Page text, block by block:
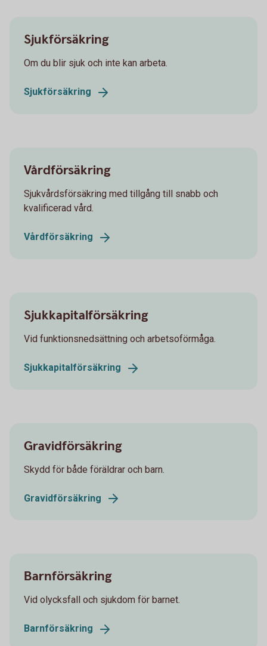
Sjukförsäkring
Om du blir sjuk och inte kan arbeta.
Sjukförsäkring
Vårdförsäkring
Sjukvårdsförsäkring med tillgång till snabb och
kvalificerad vård.
Vårdförsäkring
Sjukkapitalförsäkring
Vid funktionsnedsättning och arbetsoförmåga.
Sjukkapitalförsäkring
Gravidförsäkring
Skydd för både föräldrar och barn.
Gravidförsäkring
Barnförsäkring
Vid olycksfall och sjukdom för barnet.
Barnförsäkring